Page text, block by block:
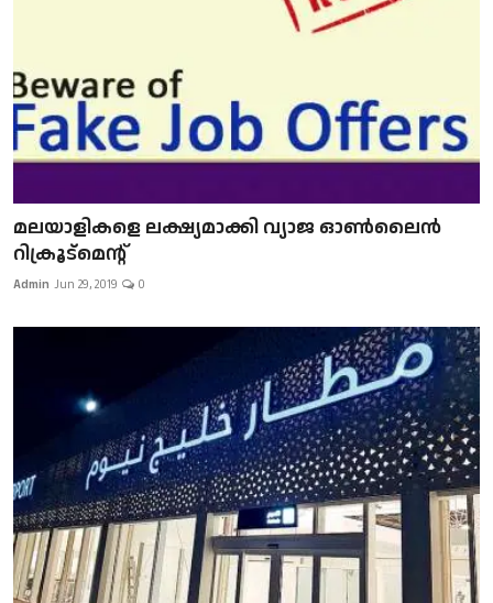
മലയാളികളെ ലക്ഷ്യമാക്കി വ്യാജ ഓൺലൈൻ
റിക്രൂട്മെന്റ്
Admin Jun 29, 2019 0